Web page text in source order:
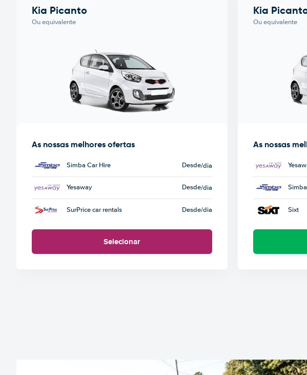
Kia Picanto
Ou equivalente
As nossas melhores ofertas
Simba Car Hire Desde/dia
Yesaway Desde/dia
SurPrice car rentals Desde/dia
Selecionar
Kia
Ou equivalente
As nossas
Sixt